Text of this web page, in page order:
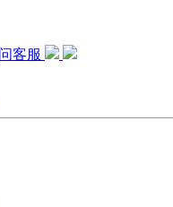
问客服